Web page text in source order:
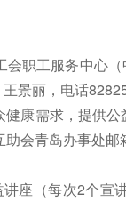
会职工服务中
景丽，电话
康需求，提供
会青岛办事处邮
座（每次2个